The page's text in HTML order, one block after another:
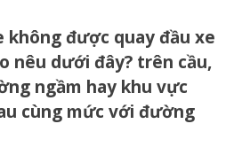
không được quay đầu xe
nêu dưới đây? trên cầu,
ngầm hay khu vực
cùng mức với đường